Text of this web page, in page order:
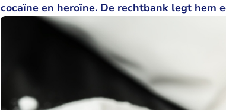
cocaïne en heroïne. De rechtbank legt hem